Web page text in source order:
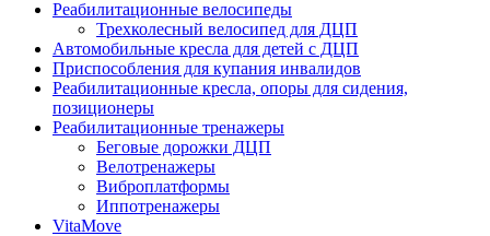
Реабилитационные велосипеды
Трехколесный велосипед для ДЦП
Автомобильные кресла для детей с ДЦП
Приспособления для купания инвалидов
Реабилитационные кресла, опоры для сидения,
позиционеры
Реабилитационные тренажеры
Беговые дорожки ДЦП
Велотренажеры
Виброплатформы
Иппотренажеры
VitaMove